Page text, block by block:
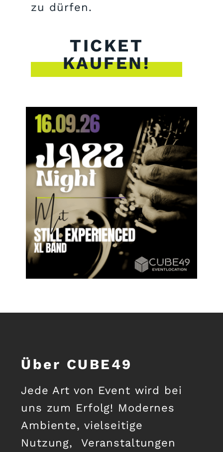
zu dürfen.
TICKET
KAUFEN!
Über CUBE49
Jede Art von Event wird bei
uns zum Erfolg! Modernes
Ambiente, vielseitige
Nutzung, Veranstaltungen